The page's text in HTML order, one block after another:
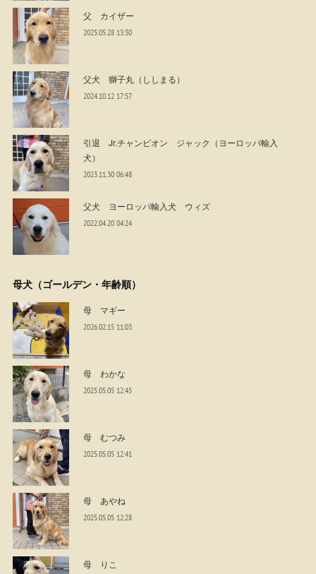
父 カイザー
2025.05.28 13:30
父犬 獅子丸（ししまる）
2024.10.12 17:57
引退 Jr.チャンピオン ジャック（ヨーロッパ輸入
犬）
2023.11.30 06:48
父犬 ヨーロッパ輸入犬 ウィズ
2022.04.20 04:24
母犬（ゴールデン・年齢順）
母 マギー
2026.02.15 11:03
母 わかな
2025.05.05 12:45
母 むつみ
2025.05.05 12:41
母 あやね
2025.05.05 12:28
母 りこ